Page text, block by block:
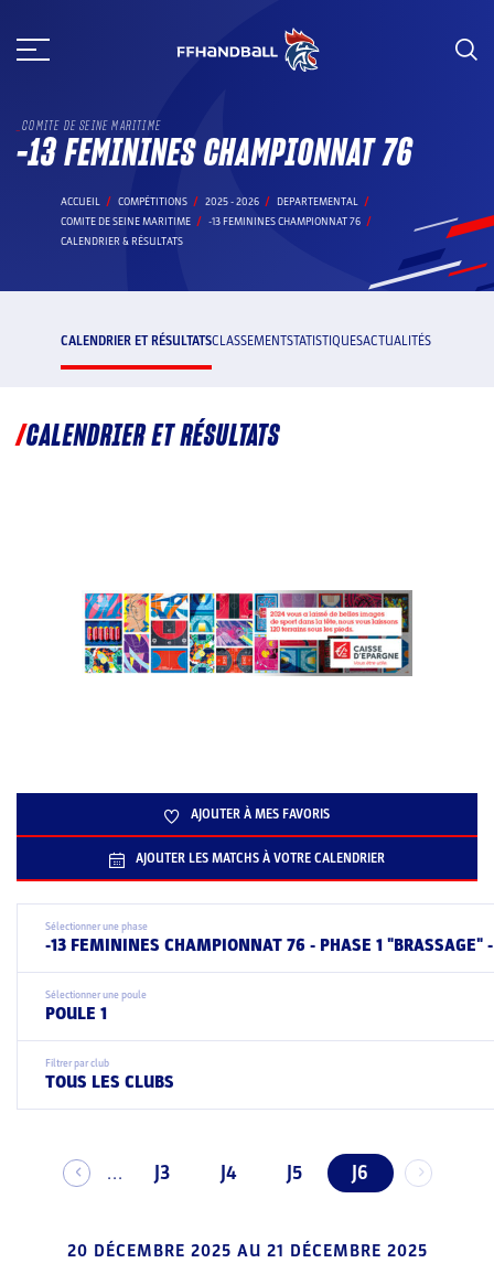
au
COMITE DE SEINE MARITIME
-13 FEMININES CHAMPIONNAT 76
ACCUEIL COMPÉTITIONS 2025 - 2026
DEPARTEMENTAL
COMITE DE SEINE MARITIME
-13 FEMININES CHAMPIONNAT 76
CALENDRIER & RÉSULTATS
CALENDRIER ET RÉSULTATSCLASSEMENTSTATISTIQUESACTUALITÉS
CALENDRIER ET RÉSULTATS
AJOUTER À MES FAVORIS
AJOUTER LES MATCHS À VOTRE CALENDRIER
Sélectionner une phase
-13 FEMININES CHAMPIONNAT 76 - PHASE 1 "BRASSAGE"
Sélectionner une poule
POULE 1
Filtrer par club
TOUS LES CLUBS
... J3 J4 J5 J6
20 DÉCEMBRE 2025 AU 21 DÉCEMBRE 2025